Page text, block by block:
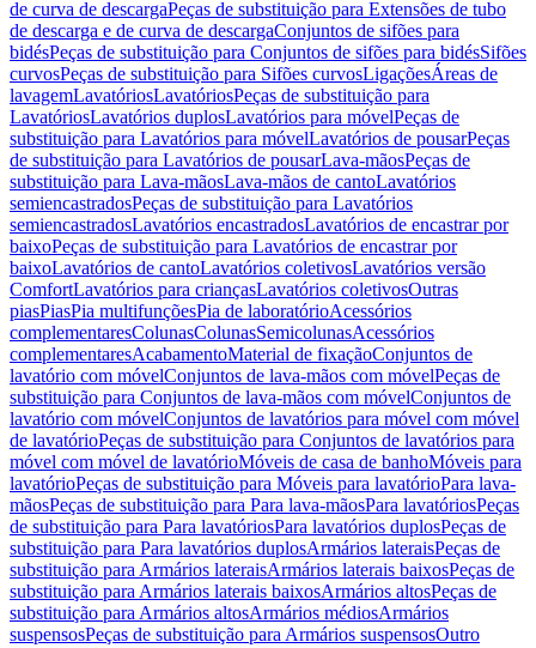
de curva de descargaPeças de substituição para Extensões de tubo
de descarga e de curva de descargaConjuntos de sifões para
bidésPeças de substituição para Conjuntos de sifões para bidésSifões
curvosPeças de substituição para Sifões curvosLigaçõesÁreas de
lavagemLavatóriosLavatóriosPeças de substituição para
LavatóriosLavatórios duplosLavatórios para móvelPeças de
substituição para Lavatórios para móvelLavatórios de pousarPeças
de substituição para Lavatórios de pousarLava-mãosPeças de
substituição para Lava-mãosLava-mãos de cantoLavatórios
semiencastradosPeças de substituição para Lavatórios
semiencastradosLavatórios encastradosLavatórios de encastrar por
baixoPeças de substituição para Lavatórios de encastrar por
baixoLavatórios de cantoLavatórios coletivosLavatórios versão
ComfortLavatórios para criançasLavatórios coletivosOutras
piasPiasPia multifunçõesPia de laboratórioAcessórios
complementaresColunasColunasSemicolunasAcessórios
complementaresAcabamentoMaterial de fixaçãoConjuntos de
lavatório com móvelConjuntos de lava-mãos com móvelPeças de
substituição para Conjuntos de lava-mãos com móvelConjuntos de
lavatório com móvelConjuntos de lavatórios para móvel com móvel
de lavatórioPeças de substituição para Conjuntos de lavatórios para
móvel com móvel de lavatórioMóveis de casa de banhoMóveis para
lavatórioPeças de substituição para Móveis para lavatórioPara lava-
mãosPeças de substituição para Para lava-mãosPara lavatóriosPeças
de substituição para Para lavatóriosPara lavatórios duplosPeças de
substituição para Para lavatórios duplosArmários lateraisPeças de
substituição para Armários lateraisArmários laterais baixosPeças de
substituição para Armários laterais baixosArmários altosPeças de
substituição para Armários altosArmários médiosArmários
suspensosPeças de substituição para Armários suspensosOutro